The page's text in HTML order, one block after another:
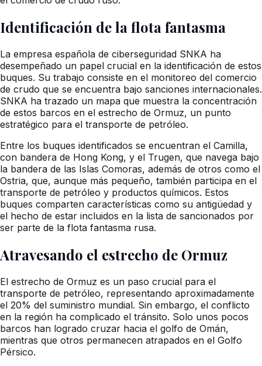
Identificación de la flota fantasma
La empresa española de ciberseguridad SNKA ha
desempeñado un papel crucial en la identificación de estos
buques. Su trabajo consiste en el monitoreo del comercio
de crudo que se encuentra bajo sanciones internacionales.
SNKA ha trazado un mapa que muestra la concentración
de estos barcos en el estrecho de Ormuz, un punto
estratégico para el transporte de petróleo.
Entre los buques identificados se encuentran el Camilla,
con bandera de Hong Kong, y el Trugen, que navega bajo
la bandera de las Islas Comoras, además de otros como el
Ostria, que, aunque más pequeño, también participa en el
transporte de petróleo y productos químicos. Estos
buques comparten características como su antigüedad y
el hecho de estar incluidos en la lista de sancionados por
ser parte de la flota fantasma rusa.
Atravesando el estrecho de Ormuz
El estrecho de Ormuz es un paso crucial para el
transporte de petróleo, representando aproximadamente
el 20% del suministro mundial. Sin embargo, el conflicto
en la región ha complicado el tránsito. Solo unos pocos
barcos han logrado cruzar hacia el golfo de Omán,
mientras que otros permanecen atrapados en el Golfo
Pérsico.